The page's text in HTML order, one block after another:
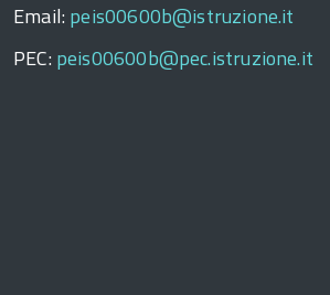
Email: peis00600b@istruzione.it
PEC: peis00600b@pec.istruzione.it